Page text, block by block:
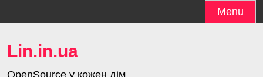
to
Menu
Lin.in.ua
OpenSource у кожен дім